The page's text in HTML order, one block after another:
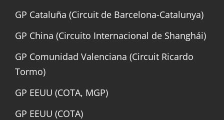
GP Cataluña (Circuit de Barcelona-Catalunya)
GP China (Circuito Internacional de Shanghái)
GP Comunidad Valenciana (Circuit Ricardo
Tormo)
GP EEUU (COTA, MGP)
GP EEUU (COTA)